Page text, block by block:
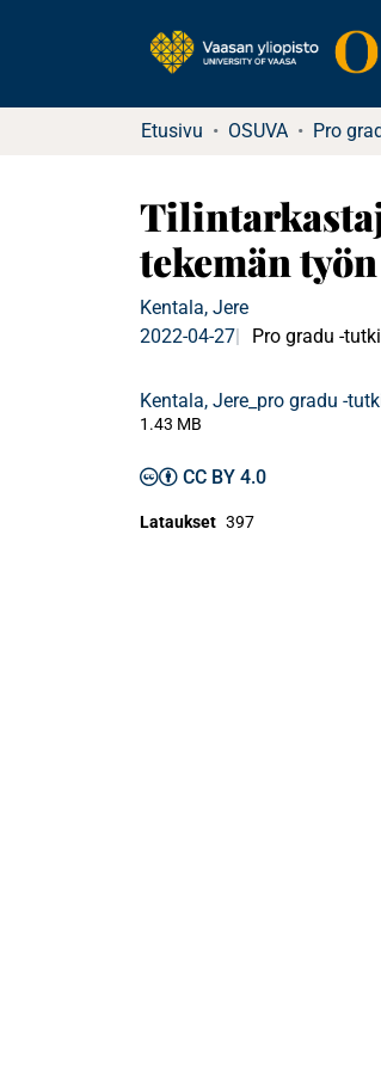
Etusivu OSUVA
tekemän
Kentala, Jere
2022-04-27
Pro gradu -
Kentala, Jere_pro gradu -
1.43 MB
CC BY 4.0
Lataukset 397